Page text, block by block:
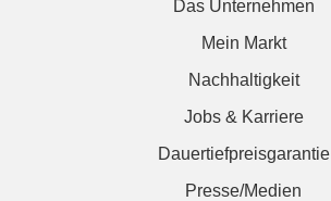
Das Unternehmen
Mein Markt
Nachhaltigkeit
Jobs & Karriere
Dauertiefpreisgarantie
Presse/Medien